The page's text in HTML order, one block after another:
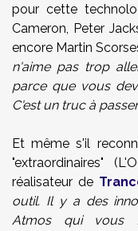
pour cette
Cameron, Peter
encore Martin
n'aime pas trop
parce que vous
C'est un truc à
Et même s'il
"extraordinaires"
réalisateur de
outil. Il y a des
Atmos qui vous